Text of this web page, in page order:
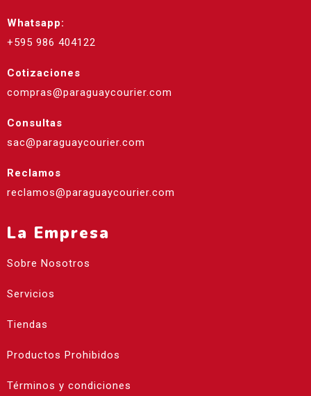
Whatsapp:
+595 986 404122
Cotizaciones
compras@paraguaycourier.com
Consultas
sac@paraguaycourier.com
Reclamos
reclamos@paraguaycourier.com
La Empresa
Sobre Nosotros
Servicios
Tiendas
Productos Prohibidos
Términos y condiciones